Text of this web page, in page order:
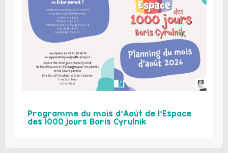
Programme du mois d’Août de l’Espace
des 1000 jours Boris Cyrulnik